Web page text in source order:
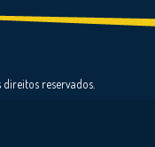
reservados.